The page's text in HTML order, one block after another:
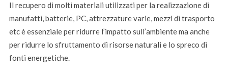
Il recupero di molti materiali utilizzati per la realizzazione di
manufatti, batterie, PC, attrezzature varie, mezzi di trasporto
etc è essenziale per ridurre l’impatto sull’ambiente ma anche
per ridurre lo sfruttamento di risorse naturali e lo spreco di
fonti energetiche.